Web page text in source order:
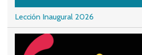
Lección Inaugural 2026